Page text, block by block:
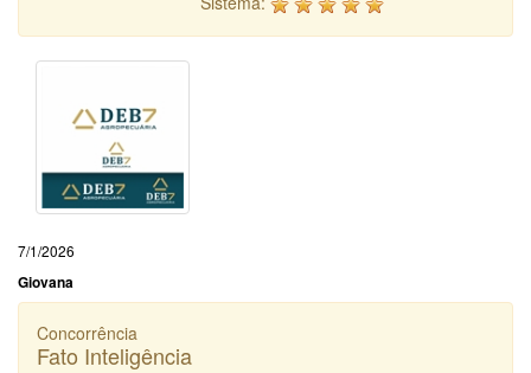
7/1/2026
Giovana
Concorrência
Fato Inteligência